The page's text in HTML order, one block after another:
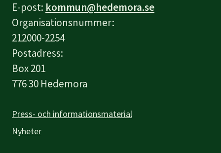
E-post: kommun@hedemora.se
Organisationsnummer:
212000-2254
Postadress:
Box 201
776 30 Hedemora
Press- och informationsmaterial
Nyheter